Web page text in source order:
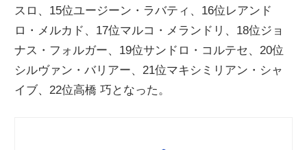
スロ、15位ユージーン・ラバティ、16位レアンド
ロ・メルカド、17位マルコ・メランドリ、18位ジョ
ナス・フォルガー、19位サンドロ・コルテセ、20位
シルヴァン・バリアー、21位マキシミリアン・シャ
イブ、22位高橋 巧となった。